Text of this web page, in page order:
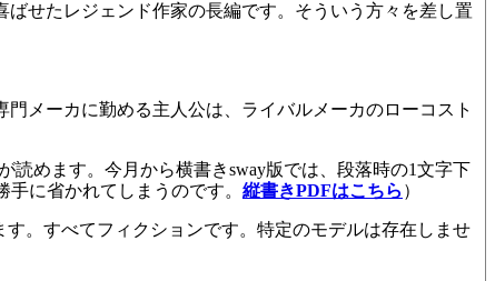
せたレジェンド作家の長編です。そういう方々を差し置
メーカに勤める主人公は、ライバルメーカのローコスト
読めます。今月から横書きsway版では、段落時の1文字下
に省かれてしまうのです。 縦書きPDFはこちら ）
。すべてフィクションです。特定のモデルは存在しませ